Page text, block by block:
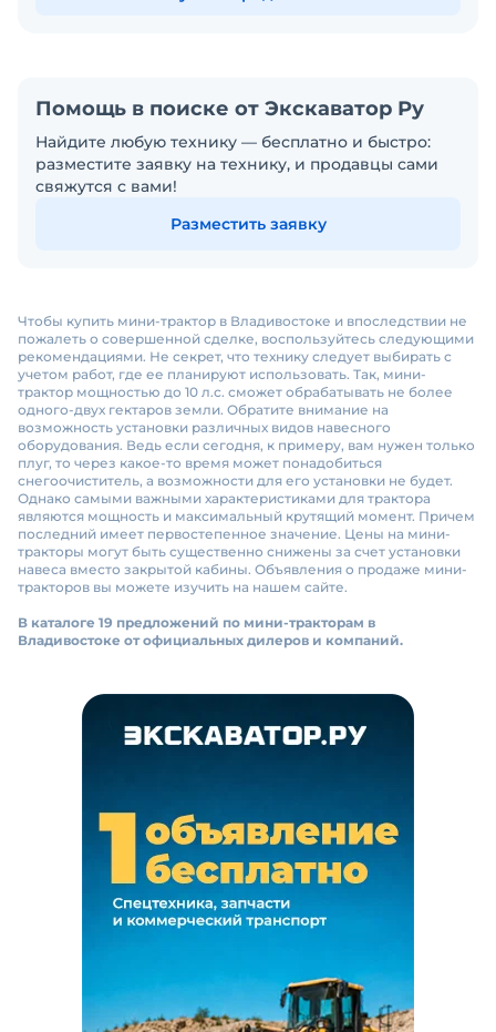
Помощь в поиске от Экскаватор Ру
Найдите любую технику — бесплатно и быстро:
разместите заявку на технику, и продавцы сами
свяжутся с вами!
Разместить заявку
Чтобы купить мини-трактор в Владивостоке и впоследствии не
пожалеть о совершенной сделке, воспользуйтесь следующими
рекомендациями. Не секрет, что технику следует выбирать с
учетом работ, где ее планируют использовать. Так, мини-
трактор мощностью до 10 л.с. сможет обрабатывать не более
одного-двух гектаров земли. Обратите внимание на
возможность установки различных видов навесного
оборудования. Ведь если сегодня, к примеру, вам нужен только
плуг, то через какое-то время может понадобиться
снегоочиститель, а возможности для его установки не будет.
Однако самыми важными характеристиками для трактора
являются мощность и максимальный крутящий момент. Причем
последний имеет первостепенное значение. Цены на мини-
тракторы могут быть существенно снижены за счет установки
навеса вместо закрытой кабины. Объявления о продаже мини-
тракторов вы можете изучить на нашем сайте.
В каталоге 19 предложений по мини-тракторам в
Владивостоке от официальных дилеров и компаний.